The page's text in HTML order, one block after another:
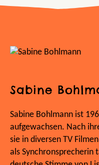
Sabine
Sabine Bohlmann ist
aufgewachsen. Nach
sie in diversen TV
als Synchronsprecherin